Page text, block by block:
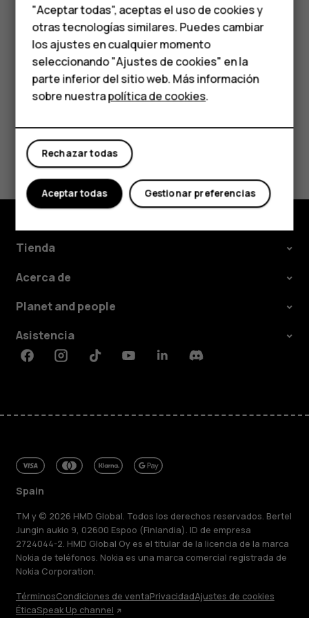
HMD Terra M
Para empresas
Tabletas
Tienda
Mi cuenta
Eliminar una cita
Toque el evento.
Toque
> Eliminar.
¿Te ha parecido útil?
Sí
Tienda
Acerca de
Planet and people
Asistencia
FacebookInstagramTiktokYoutubeLinkedinDiscord
Spain
TM y © 2026 HMD Global. Todos los derechos reservados. Bertel
Jungin aukio 9, 02600 Espoo (Finlandia). ID de empresa
2724044-2. HMD Global Oy es el titular de la licencia de la marca
Nokia de teléfonos. Nokia es una marca comercial registrada de
Nokia Corporation.
TérminosCondiciones de ventaPrivacidadAjustes de cookies
ÉticaSpeak Up channel
"Aceptar todas", aceptas el uso de cookies y
otras tecnologías similares. Puedes cambiar
los ajustes en cualquier momento
seleccionando "Ajustes de cookies" en la
parte inferior del sitio web. Más información
sobre nuestrapolítica de cookies.
Rechazar todas
Gestionar preferencias
Aceptar todas